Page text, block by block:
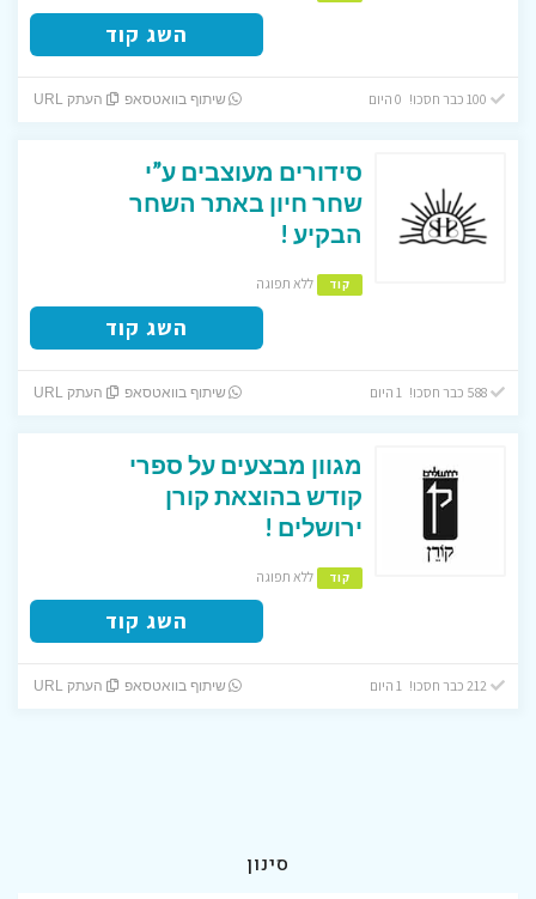
השג קוד
שיתוף בוואטסאפ העתק URL
סידורים מעוצבים ע”י
שחר חיון באתר השחר
הבקיע !
קוד ללא תפוגה
השג קוד
588 כבר חסכו! 1 היום שיתוף בוואטסאפ העתק URL
מגוון מבצעים על ספרי
קודש בהוצאת קורן
ירושלים !
קוד ללא תפוגה
השג קוד
שיתוף בוואטסאפ העתק URL
סינון